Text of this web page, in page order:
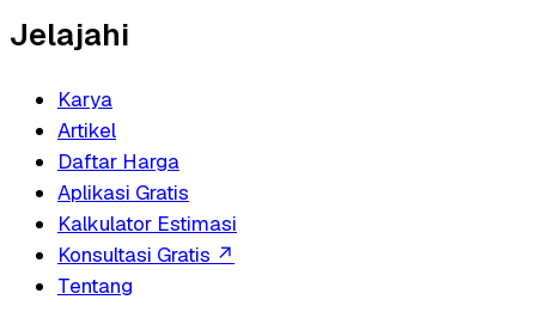
Jelajahi
Karya
Artikel
Daftar Harga
Aplikasi Gratis
Kalkulator Estimasi
Konsultasi Gratis ↗
Tentang